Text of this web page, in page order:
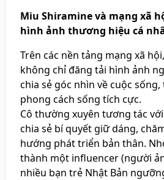
Miu Shiramine và mạng xã
hình ảnh thương hiệu cá
Trên các nền tảng mạng xã
không chỉ đăng tải hình ảnh
chia sẻ góc nhìn về cuộc
phong cách sống tích cực.
Cô thường xuyên tương tác
chia sẻ bí quyết giữ dáng,
hướng phát triển bản thân.
thành một influencer (người
nhiều bạn trẻ Nhật Bản